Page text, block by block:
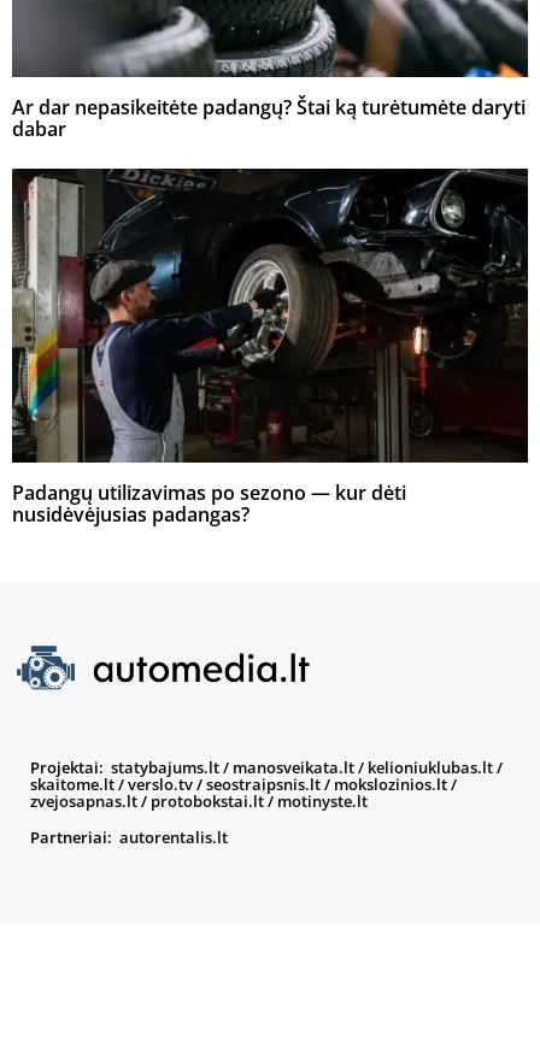
Ar dar nepasikeitėte padangų? Štai ką turėtumėte daryti
dabar
Padangų utilizavimas po sezono — kur dėti
nusidėvėjusias padangas?
Projektai: statybajums.lt/ manosveikata.lt/ kelioniuklubas.lt/
skaitome.lt/verslo.tv/seostraipsnis.lt/ mokslozinios.lt/
zvejosapnas.lt/ protobokstai.lt/ motinyste.lt
Partneriai: autorentalis.lt